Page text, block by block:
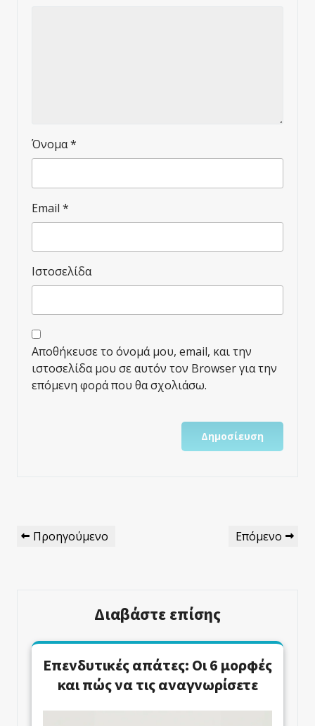
Όνομα*
Email *
Ιστοσελίδα
Αποθήκευσε το όνομά μου, email, και την
ιστοσελίδα μου σε αυτόν τον Browser για την
επόμενη φορά που θα σχολιάσω.
Πλοήγηση
Άρθρων
Προηγούμενο
Προηγούμενο
Επόμενο
Επόμενο
Διαβάστε επίσης
Επενδυτικές απάτες: Οι 6 μορφές
και πώς να τις αναγνωρίσετε